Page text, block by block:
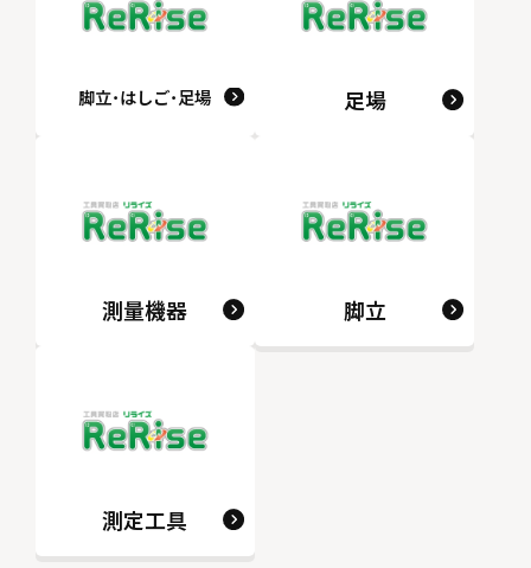
脚立･はしご･足場 足場
測量機器 脚立
測定工具